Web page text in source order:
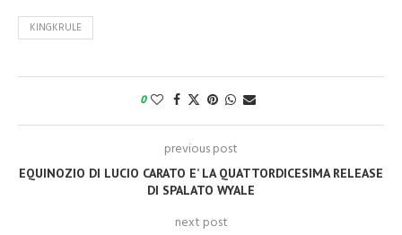
KINGKRULE
0
previous post
EQUINOZIO DI LUCIO CARATO E’ LA QUATTORDICESIMA RELEASE
DI SPALATO WYALE
next post